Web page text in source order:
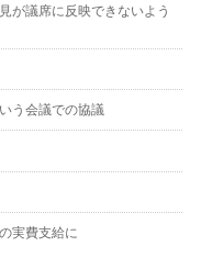
が議席に反映できないよう
う会議での協議
実費支給に